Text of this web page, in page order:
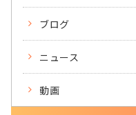
ブログ
ニュース
動画